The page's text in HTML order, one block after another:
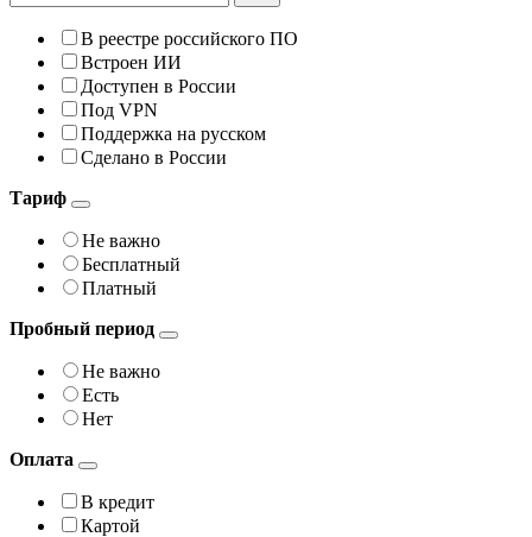
В реестре российского ПО
Встроен ИИ
Доступен в России
Под VPN
Поддержка на русском
Сделано в России
Тариф
Не важно
Бесплатный
Платный
Пробный период
Не важно
Есть
Нет
Оплата
В кредит
Картой